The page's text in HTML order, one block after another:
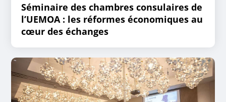
Séminaire des chambres consulaires de
l’UEMOA : les réformes économiques au
cœur des échanges